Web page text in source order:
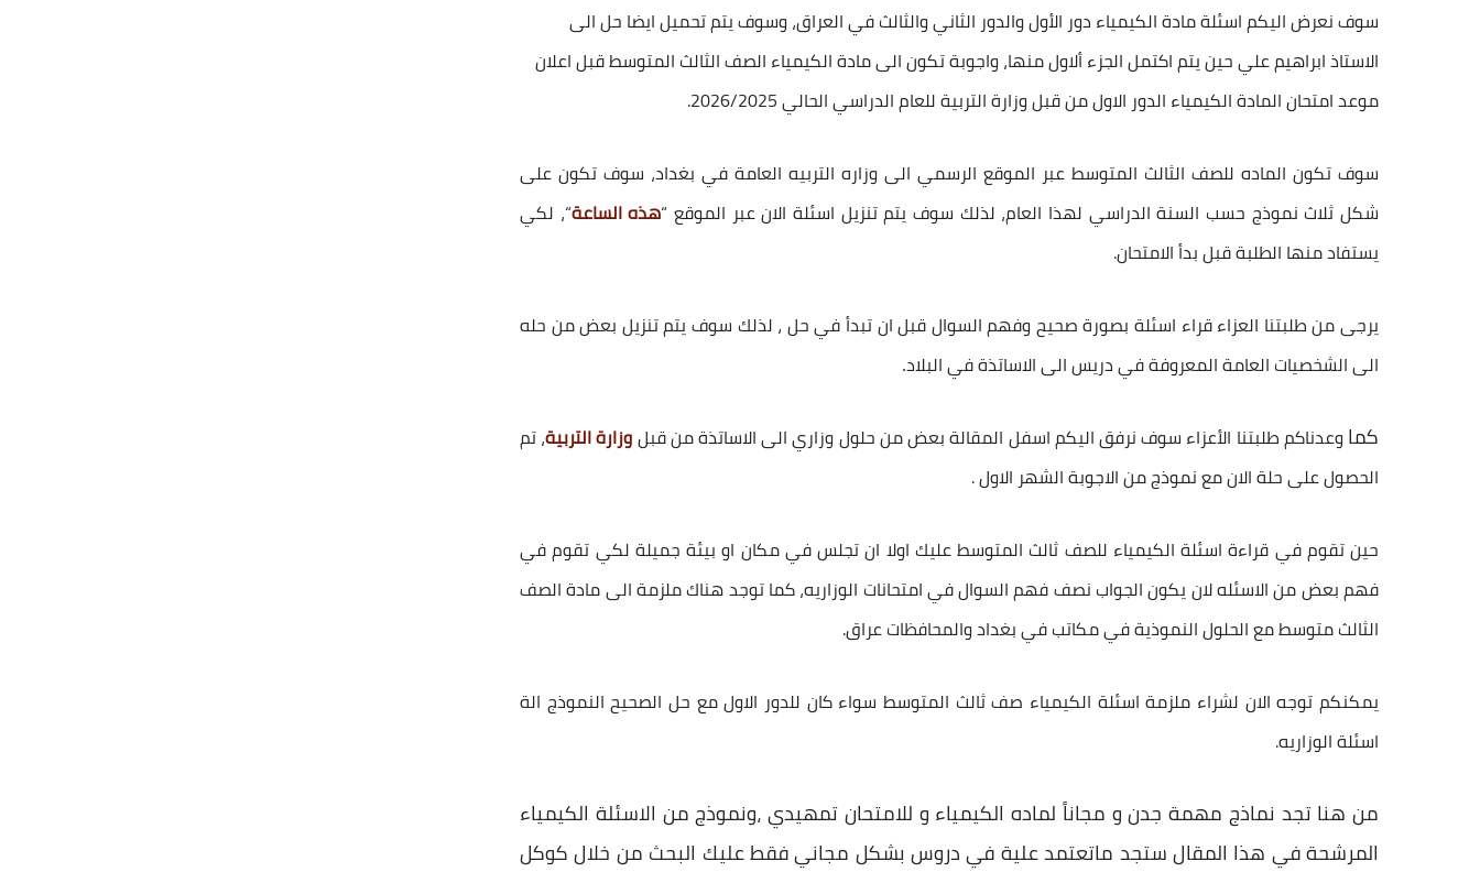
سوف نعرض اليكم اسئلة مادة الكيمياء دور الأول والدور الثاني والثالث في العراق، وسوف يتم تحميل ايضا حل الى
الاستاذ ابراهيم علي حين يتم اكتمل الجزء ألاول منها، واجوبة تكون الى مادة الكيمياء الصف الثالث المتوسط قبل اعلان
موعد امتحان المادة الكيمياء الدور الاول من قبل وزارة التربية للعام الدراسي الحالي 2026/2025.
سوف تكون الماده للصف الثالث المتوسط عبر الموقع الرسمي الى وزاره التربيه العامة في بغداد، سوف تكون على
شكل ثلاث نموذج حسب السنة الدراسي لهذا العام، لذلك سوف يتم تنزيل اسئلة الان عبر الموقع “هذه الساعة“، لكي
يستفاد منها الطلبة قبل بدأ الامتحان.
يرجى من طلبتنا العزاء قراء اسئلة بصورة صحيح وفهم السوال قبل ان تبدأ في حل ، لذلك سوف يتم تنزيل بعض من حله
الى الشخصيات العامة المعروفة في دريس الى الاساتذة في البلاد.
كماوعدناكم طلبتنا الأعزاء سوف نرفق اليكم اسفل المقالة بعض من حلول وزاري الى الاساتذة من قبلوزارة التربية، تم
الحصول على حلة الان مع نموذج من الاجوبة الشهر الاول .
حين تقوم في قراءةاسئلة الكيمياء للصف ثالث المتوسطعليك اولا ان تجلس في مكان او بيئة جميلة لكي تقوم في
فهم بعض من الاسئله لان يكون الجواب نصف فهم السوال في امتحانات الوزاريه، كما توجد هناك ملزمة الى مادة الصف
الثالث متوسط مع الحلول النموذية في مكاتب في بغداد والمحافظات عراق.
يمكنكم توجه الان لشراء ملزمة اسئلة الكيمياء صف ثالث المتوسط سواء كان للدور الاول مع حل الصحيح النموذج الة
اسئلة الوزاريه.
من هنا تجد نماذج مهمة جدن و مجاناً لماده الكيمياء و للامتحان تمهيدي ،ونموذج من الاسئلة الكيمياء
المرشحة في هذا المقال ستجد ماتعتمد علية في دروس بشكل مجاني فقط عليك البحث من خلال كوكل